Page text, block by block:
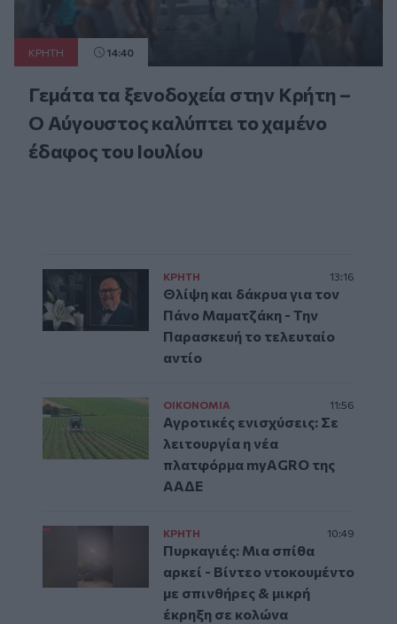
ΚΡΗΤΗ 14:40
Γεμάτα τα ξενοδοχεία στην Κρήτη –
Ο Αύγουστος καλύπτει το χαμένο
έδαφος του Ιουλίου
ΚΡΗΤΗ 13:16
Θλίψη και δάκρυα για τον
Πάνο Μαματζάκη - Την
Παρασκευή το τελευταίο
αντίο
ΟΙΚΟΝΟΜΙΑ 11:56
Αγροτικές ενισχύσεις: Σε
λειτουργία η νέα
πλατφόρμα myAGRO της
ΑΑΔΕ
ΚΡΗΤΗ 10:49
Πυρκαγιές: Μια σπίθα
αρκεί - Βίντεο ντοκουμέντο
με σπινθήρες & μικρή
έκρηξη σε κολώνα